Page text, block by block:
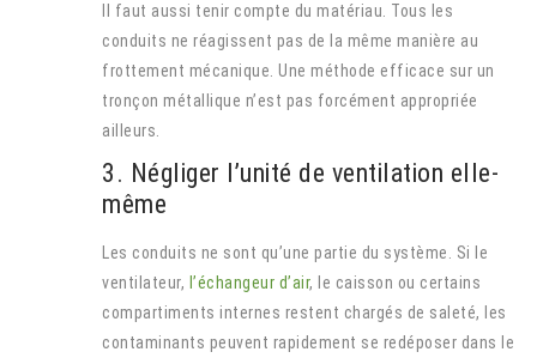
Il faut aussi tenir compte du matériau. Tous les
conduits ne réagissent pas de la même manière au
frottement mécanique. Une méthode efficace sur un
tronçon métallique n’est pas forcément appropriée
ailleurs.
3. Négliger l’unité de ventilation elle-
même
Les conduits ne sont qu’une partie du système. Si le
ventilateur, l’échangeur d’air, le caisson ou certains
compartiments internes restent chargés de saleté, les
contaminants peuvent rapidement se redéposer dans le